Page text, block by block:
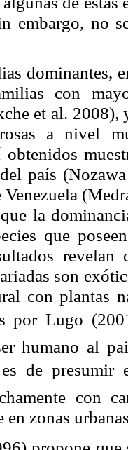
embargo, no
dominantes,
con
et al. 2008),
a nivel
obtenidos
país
Venezuela
la
que
son
con plantas
por Lugo
humano al
es de
con
en zonas